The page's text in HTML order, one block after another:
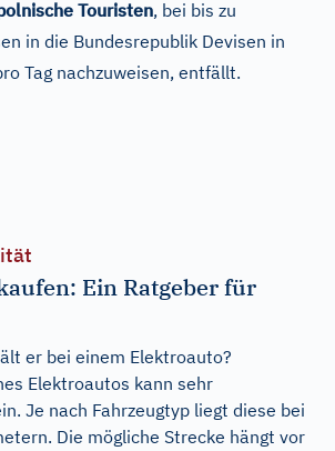
Touristen, bei bis zu
in die Bundesrepublik Devisen in
Tag nachzuweisen, entfällt.
Ein Ratgeber für
er bei einem Elektroauto?
Elektroautos kann sehr
Je nach Fahrzeugtyp liegt diese bei
Die mögliche Strecke hängt vor